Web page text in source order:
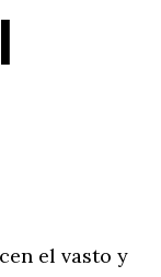
el vasto y